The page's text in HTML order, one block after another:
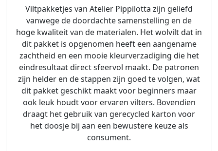
Viltpakketjes van Atelier Pippilotta zijn geliefd
vanwege de doordachte samenstelling en de
hoge kwaliteit van de materialen. Het wolvilt dat in
dit pakket is opgenomen heeft een aangename
zachtheid en een mooie kleurverzadiging die het
eindresultaat direct sfeervol maakt. De patronen
zijn helder en de stappen zijn goed te volgen, wat
dit pakket geschikt maakt voor beginners maar
ook leuk houdt voor ervaren vilters. Bovendien
draagt het gebruik van gerecycled karton voor
het doosje bij aan een bewustere keuze als
consument.